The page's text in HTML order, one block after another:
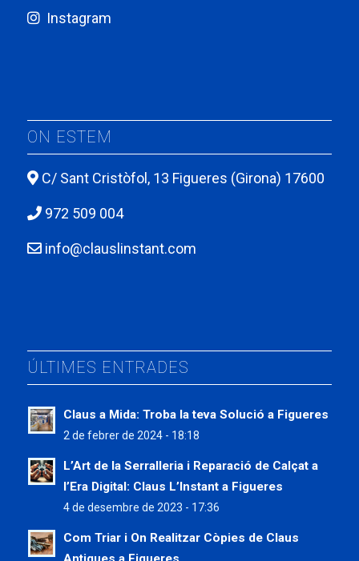
Instagram
ON ESTEM
C/ Sant Cristòfol, 13 Figueres (Girona) 17600
972 509 004
info@clauslinstant.com
ÚLTIMES ENTRADES
Claus a Mida: Troba la teva Solució a Figueres
2 de febrer de 2024 - 18:18
L’Art de la Serralleria i Reparació de Calçat a
l’Era Digital: Claus L’Instant a Figueres
4 de desembre de 2023 - 17:36
Com Triar i On Realitzar Còpies de Claus